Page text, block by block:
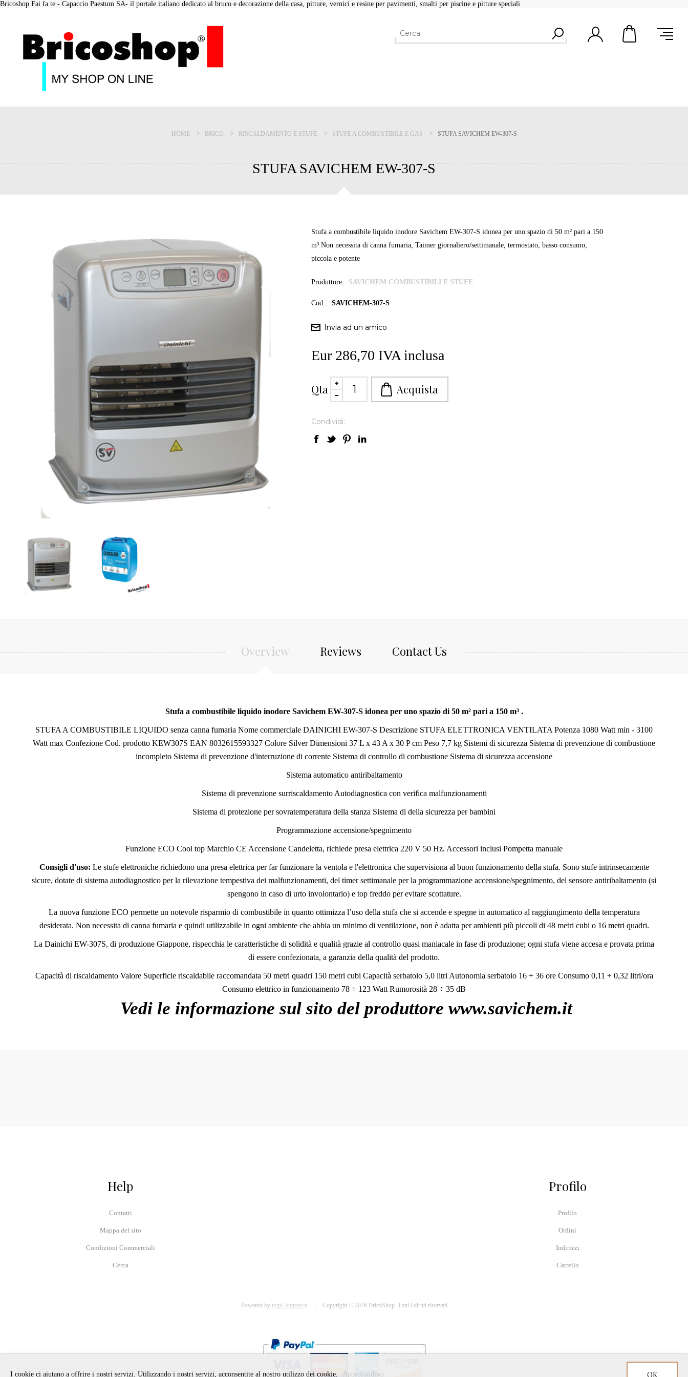
Bricoshop Fai fa te - Capaccio Paestum SA- il portale italiano dedicato al bruco e decorazione della casa, pitture, vernici e resine per pavimenti, smalti per piscine e pitture speciali
HOME BRICO RISCALDAMENTO E STUFE STUFE A COMBUSTIBILE E GAS STUFA SAVICHEM EW-307-S
STUFA SAVICHEM EW-307-S
Stufa a combustibile liquido inodore Savichem EW-307-S idonea per uno spazio di 50 m² pari a 150
m³ Non necessita di canna fumaria, Taimer giornaliero/settimanale, termostato, basso consumo,
piccola e potente
Produttore: SAVICHEM COMBUSTIBILI E STUFE
Cod.: SAVICHEM-307-S
Eur 286,70 IVA inclusa
Qta
Condividi:
Overview Reviews Contact Us
Stufa a combustibile liquido inodore Savichem EW-307-S idonea per uno spazio di 50 m² pari a 150 m³ .
STUFA A COMBUSTIBILE LIQUIDO senza canna fumaria Nome commerciale DAINICHI EW-307-S Descrizione STUFA ELETTRONICA VENTILATA Potenza 1080 Watt min - 3100
Watt max Confezione Cod. prodotto KEW307S EAN 8032615593327 Colore Silver Dimensioni 37 L x 43 A x 30 P cm Peso 7,7 kg Sistemi di sicurezza Sistema di prevenzione di combustione
incompleto Sistema di prevenzione d'interruzione di corrente Sistema di controllo di combustione Sistema di sicurezza accensione
Sistema automatico antiribaltamento
Sistema di prevenzione surriscaldamento Autodiagnostica con verifica malfunzionamenti
Sistema di protezione per sovratemperatura della stanza Sistema di della sicurezza per bambini
Programmazione accensione/spegnimento
Funzione ECO Cool top Marchio CE Accensione Candeletta, richiede presa elettrica 220 V 50 Hz. Accessori inclusi Pompetta manuale
Consigli d'uso: Le stufe elettroniche richiedono una presa elettrica per far funzionare la ventola e l'elettronica che supervisiona al buon funzionamento della stufa. Sono stufe intrinsecamente
sicure, dotate di sistema autodiagnostico per la rilevazione tempestiva dei malfunzionamenti, del timer settimanale per la programmazione accensione/spegnimento, del sensore antiribaltamento (si
spengono in caso di urto involontario) e top freddo per evitare scottature.
La nuova funzione ECO permette un notevole risparmio di combustibile in quanto ottimizza l’uso della stufa che si accende e spegne in automatico al raggiungimento della temperatura
desiderata. Non necessita di canna fumaria e quindi utilizzabile in ogni ambiente che abbia un minimo di ventilazione, non è adatta per ambienti più piccoli di 48 metri cubi o 16 metri quadri.
La Dainichi EW-307S, di produzione Giappone, rispecchia le caratteristiche di solidità e qualità grazie al controllo quasi maniacale in fase di produzione; ogni stufa viene accesa e provata prima
di essere confezionata, a garanzia della qualità del prodotto.
Capacità di riscaldamento Valore Superficie riscaldabile raccomandata 50 metri quadri 150 metri cubi Capacità serbatoio 5,0 litri Autonomia serbatoio 16 ÷ 36 ore Consumo 0,11 ÷ 0,32 litri/ora
Consumo elettrico in funzionamento 78 ÷ 123 Watt Rumorosità 28 ÷ 35 dB
Vedi le informazione sul sito del produttore www.savichem.it
Help
Contatti
Mappa del sito
Condizioni Commerciali
Cerca
Profilo
Profilo
Ordini
Indirizzi
Carrello
Powered by nopCommerce Copyright © 2026 BricoShop. Tutti i diritti riservati
I cookie ci aiutano a offrire i nostri servizi. Utilizzando i nostri servizi, acconsentite al nostro utilizzo dei cookie. Approfondisci OK